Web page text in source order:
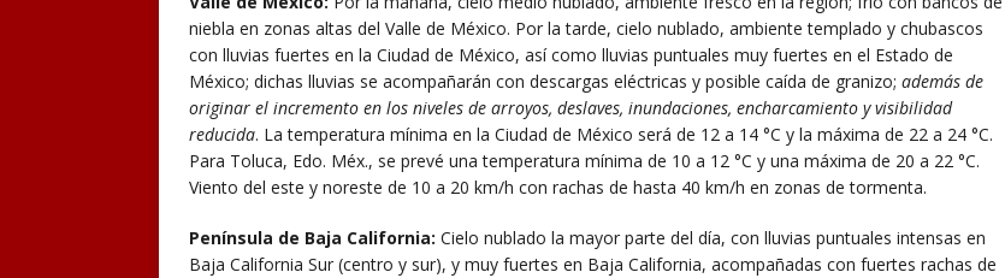
niebla en zonas altas del Valle de México. Por la tarde, cielo nublado, ambiente templado y chubascos
con lluvias fuertes en la Ciudad de México, así como lluvias puntuales muy fuertes en el Estado de
México; dichas lluvias se acompañarán con descargas eléctricas y posible caída de granizo; además de
originar el incremento en los niveles de arroyos, deslaves, inundaciones, encharcamiento y visibilidad
reducida. La temperatura mínima en la Ciudad de México será de 12 a 14 °C y la máxima de 22 a 24 °C.
Para Toluca, Edo. Méx., se prevé una temperatura mínima de 10 a 12 °C y una máxima de 20 a 22 °C.
Viento del este y noreste de 10 a 20 km/h con rachas de hasta 40 km/h en zonas de tormenta.
Península de Baja California: Cielo nublado la mayor parte del día, con lluvias puntuales intensas en
Baja California Sur (centro y sur), y muy fuertes en Baja California, acompañadas con fuertes rachas de